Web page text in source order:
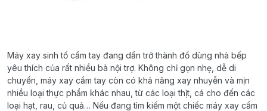
Máy xay sinh tố cầm tay đang dần trở thành đồ dùng nhà bếp
yêu thích của rất nhiều bà nội trợ. Không chỉ gọn nhẹ, dễ di
chuyển, máy xay cầm tay còn có khả năng xay nhuyễn và mịn
nhiều loại thực phẩm khác nhau, từ các loại thịt, cá cho đến các
loại hạt, rau, củ quả… Nếu đang tìm kiếm một chiếc máy xay cầm